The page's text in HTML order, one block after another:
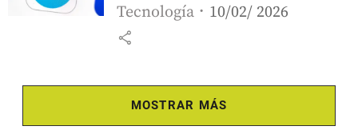
Tecnología 10/02/ 2026
share
MOSTRAR MÁS